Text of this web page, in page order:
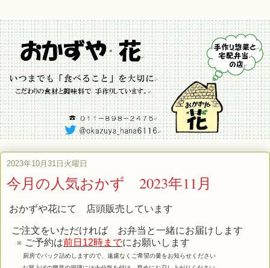
2023年10月31日火曜日
今月の人気おかず 2023年11月
おかずや花にて 店頭販売しています
ご注文をいただければ お弁当と一緒にお届けします
※ ご予約は前日12時までにお願いします
厨房でパック詰めしますので、遠慮なくご希望の量をお知らせください